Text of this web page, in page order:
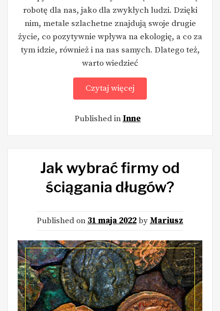
robotę dla nas, jako dla zwykłych ludzi. Dzięki
nim, metale szlachetne znajdują swoje drugie
życie, co pozytywnie wpływa na ekologię, a co za
tym idzie, również i na nas samych. Dlatego też,
warto wiedzieć
Czytaj więcej
Published in Inne
Jak wybrać firmy od
ściągania długów?
Published on 31 maja 2022by Mariusz